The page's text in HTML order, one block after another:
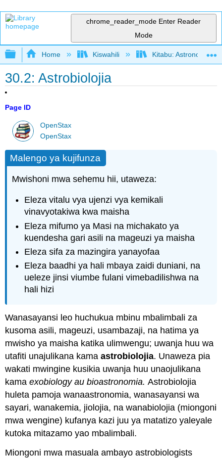
chrome_reader_mode Enter Reader
Mode
Expand/collapse global hierarchy
Home Kiswahili Kitabu: Astronomia
30.2: Astrobiolojia
Page ID
OpenStax
OpenStax
Malengo ya kujifunza
Mwishoni mwa sehemu hii, utaweza:
Eleza vitalu vya ujenzi vya kemikali
vinavyotakiwa kwa maisha
Eleza mifumo ya Masi na michakato ya
kuendesha gari asili na mageuzi ya maisha
Eleza sifa za mazingira yanayofaa
Eleza baadhi ya hali mbaya zaidi duniani, na
ueleze jinsi viumbe fulani vimebadilishwa na
hali hizi
Wanasayansi leo huchukua mbinu mbalimbali za
kusoma asili, mageuzi, usambazaji, na hatima ya
mwisho ya maisha katika ulimwengu; uwanja huu wa
utafiti unajulikana kamaastrobiolojia. Unaweza pia
wakati mwingine kusikia uwanja huu unaojulikana
kamaexobiology au bioastronomia.Astrobiolojia
huleta pamoja wanaastronomia, wanasayansi wa
sayari, wanakemia, jiolojia, na wanabiolojia (miongoni
mwa wengine) kufanya kazi juu ya matatizo yaleyale
kutoka mitazamo yao mbalimbali.
Miongoni mwa masuala ambayo astrobiologists